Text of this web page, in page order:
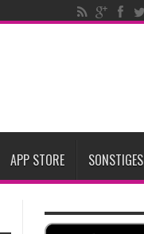
2027 erwartet
APP STORE SONSTIGES